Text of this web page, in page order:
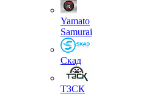
Yamato
Samurai
Скад
ТЗСК